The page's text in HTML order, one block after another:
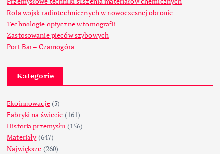
Rola wojsk radiotechnicznych w nowoczesnej obronie
Technologie optyczne w tomografii
Zastosowanie pieców szybowych
Port Bar – Czarnogóra
Kategorie
Ekoinnowacje(3)
Fabryki na świecie (161)
Historia przemysłu (156)
Materiały (647)
Największe (260)